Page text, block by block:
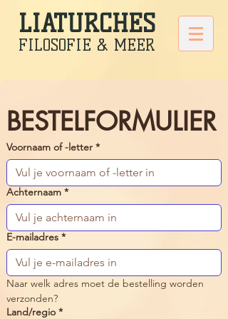
LIATURCHES
FILOSOFIE & MEER
BESTELFORMULIER
Voornaam of -letter *
Achternaam *
E-mailadres *
Naar welk adres moet de bestelling worden
verzonden?
Adres met meerdere regels
Land/regio *